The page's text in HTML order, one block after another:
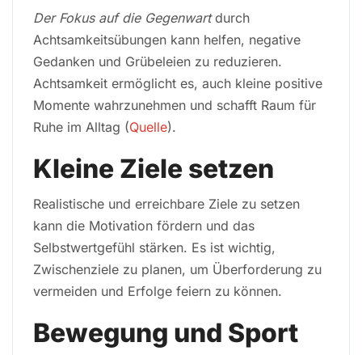
Der Fokus auf die Gegenwartdurch
Achtsamkeitsübungen kann helfen, negative
Gedanken und Grübeleien zu reduzieren.
Achtsamkeit ermöglicht es, auch kleine positive
Momente wahrzunehmen und schafft Raum für
Ruhe im Alltag (Quelle).
Kleine Ziele setzen
Realistische und erreichbare Ziele zu setzen
kann die Motivation fördern und das
Selbstwertgefühl stärken. Es ist wichtig,
Zwischenziele zu planen, um Überforderung zu
vermeiden und Erfolge feiern zu können.
Bewegung und Sport